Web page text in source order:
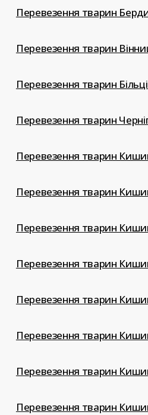
Перевезення тварин
Перевезення тварин
Перевезення тварин
Перевезення тварин
Перевезення тварин
Перевезення тварин
Перевезення тварин
Перевезення тварин
Перевезення тварин
Перевезення тварин
Перевезення тварин
Перевезення тварин